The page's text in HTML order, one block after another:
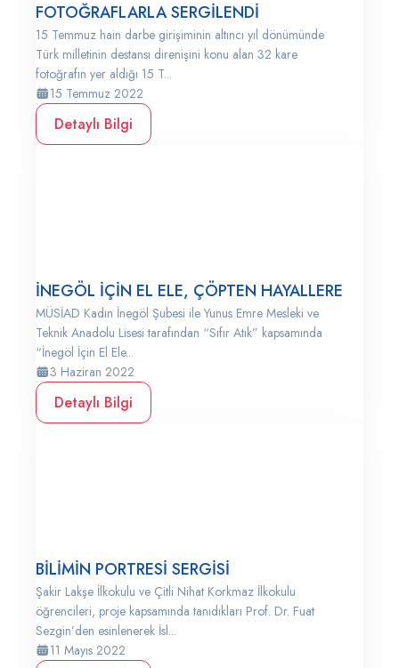
FOTOĞRAFLARLA SERGİLENDİ
15 Temmuz hain darbe girişiminin altıncı yıl dönümünde
Türk milletinin destansı direnişini konu alan 32 kare
fotoğrafın yer aldığı 15 T...
15 Temmuz 2022
Detaylı Bilgi
İNEGÖL İÇİN EL ELE, ÇÖPTEN HAYALLERE
MÜSİAD Kadın İnegöl Şubesi ile Yunus Emre Mesleki ve
Teknik Anadolu Lisesi tarafından “Sıfır Atık” kapsamında
“İnegöl İçin El Ele...
3 Haziran 2022
Detaylı Bilgi
BİLİMİN PORTRESİ SERGİSİ
Şakir Lakşe İlkokulu ve Çitli Nihat Korkmaz İlkokulu
öğrencileri, proje kapsamında tanıdıkları Prof. Dr. Fuat
Sezgin’den esinlenerek İsl...
11 Mayıs 2022